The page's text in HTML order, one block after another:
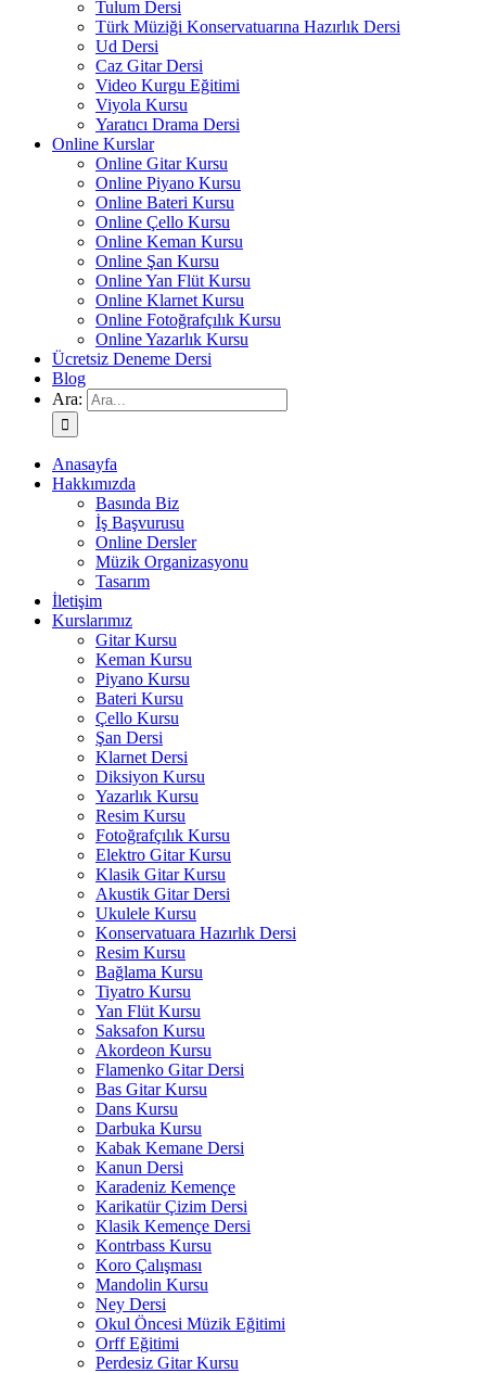
Tulum Dersi
Türk Müziği Konservatuarına Hazırlık Dersi
Ud Dersi
Caz Gitar Dersi
Video Kurgu Eğitimi
Viyola Kursu
Yaratıcı Drama Dersi
Online Kurslar
Online Gitar Kursu
Online Piyano Kursu
Online Bateri Kursu
Online Çello Kursu
Online Keman Kursu
Online Şan Kursu
Online Yan Flüt Kursu
Online Klarnet Kursu
Online Fotoğrafçılık Kursu
Online Yazarlık Kursu
Ücretsiz Deneme Dersi
Blog
Ara:
Anasayfa
Hakkımızda
Basında Biz
İş Başvurusu
Online Dersler
Müzik Organizasyonu
Tasarım
İletişim
Kurslarımız
Gitar Kursu
Keman Kursu
Piyano Kursu
Bateri Kursu
Çello Kursu
Şan Dersi
Klarnet Dersi
Diksiyon Kursu
Yazarlık Kursu
Resim Kursu
Fotoğrafçılık Kursu
Elektro Gitar Kursu
Klasik Gitar Kursu
Akustik Gitar Dersi
Ukulele Kursu
Konservatuara Hazırlık Dersi
Resim Kursu
Bağlama Kursu
Tiyatro Kursu
Yan Flüt Kursu
Saksafon Kursu
Akordeon Kursu
Flamenko Gitar Dersi
Bas Gitar Kursu
Dans Kursu
Darbuka Kursu
Kabak Kemane Dersi
Kanun Dersi
Karadeniz Kemençe
Karikatür Çizim Dersi
Klasik Kemençe Dersi
Kontrbass Kursu
Koro Çalışması
Mandolin Kursu
Ney Dersi
Okul Öncesi Müzik Eğitimi
Orff Eğitimi
Perdesiz Gitar Kursu